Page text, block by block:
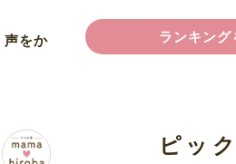
声をか
ランキン
ピッ